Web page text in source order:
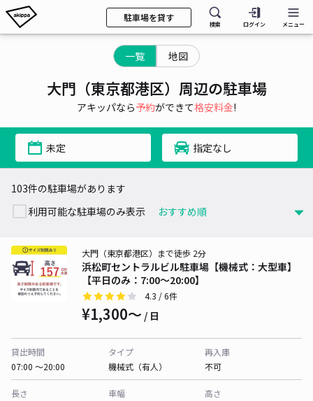
駐車場を貸す
検索 ログイン メニュー
一覧 地図
大門（東京都港区）周辺の駐車場
アキッパなら予約ができて格安料金!
未定 指定なし
103件の駐車場があります
利用可能な駐車場のみ表示
浜松町セントラルビル駐車場【機械式：大型車】
【平日のみ：7:00～20:00】
大門（東京都港区）まで徒歩 2分
4.3 / 6件
¥1,300〜 / 日
貸出時間
07:00 〜20:00
タイプ
機械式（有人）
再入庫
不可
長さ
車幅
高さ